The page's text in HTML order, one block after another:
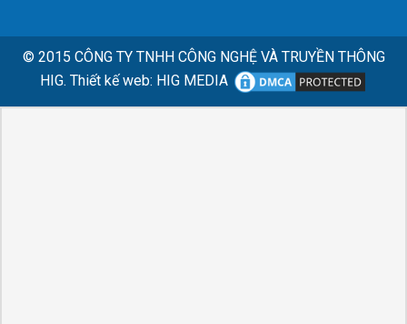
© 2015 CÔNG TY TNHH CÔNG NGHỆ VÀ TRUYỀN THÔNG
HIG. Thiết kế web: HIG MEDIA